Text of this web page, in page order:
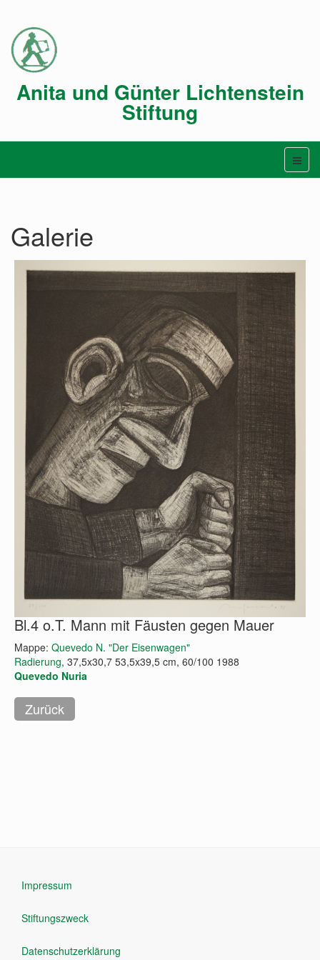
Anita und Günter Lichtenstein
Stiftung
Galerie
Bl.4 o.T. Mann mit Fäusten gegen Mauer
Mappe: Quevedo N. "Der Eisenwagen"
Radierung, 37,5x30,7 53,5x39,5 cm, 60/100 1988
Quevedo Nuria
Impressum
Stiftungszweck
Datenschutzerklärung